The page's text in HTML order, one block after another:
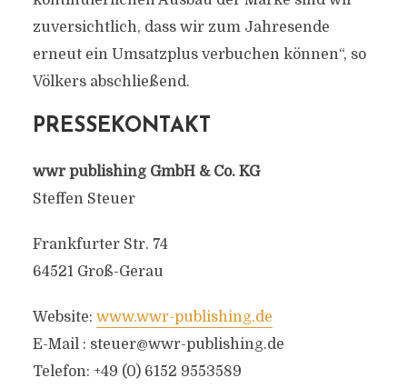
zuversichtlich, dass wir zum Jahresende
erneut ein Umsatzplus verbuchen können“, so
Völkers abschließend.
PRESSEKONTAKT
wwr publishing GmbH & Co. KG
Steffen Steuer
Frankfurter Str. 74
64521 Groß-Gerau
Website: www.wwr-publishing.de
E-Mail : steuer@wwr-publishing.de
Telefon: +49 (0) 6152 9553589